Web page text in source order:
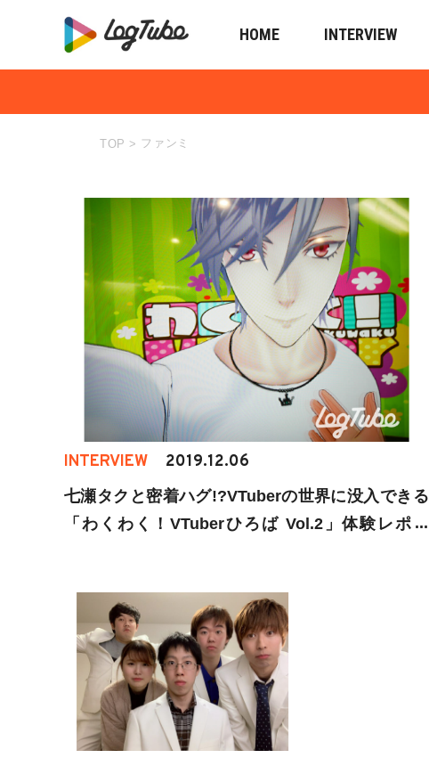
HOME INTERVIEW
TOP > ファンミ
INTERVIEW 2019.12.06
七瀬タクと密着ハグ!?VTuberの世界に没入できる
「わくわく！VTuberひろば Vol.2」体験レポー